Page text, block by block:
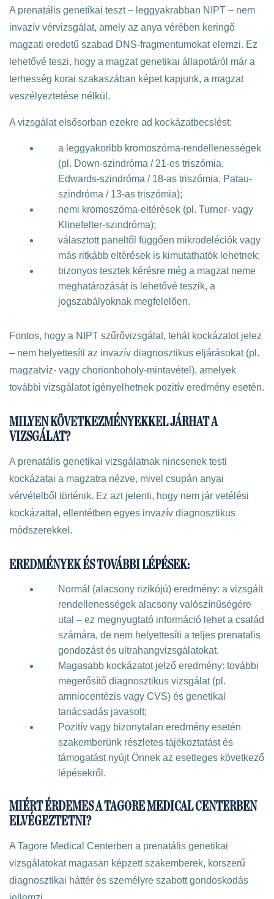
A prenatális genetikai teszt – leggyakrabban NIPT – nem
invazív vérvizsgálat, amely az anya vérében keringő
magzati eredetű szabad DNS-fragmentumokat elemzi. Ez
lehetővé teszi, hogy a magzat genetikai állapotáról már a
terhesség korai szakaszában képet kapjunk, a magzat
veszélyeztetése nélkül.
A vizsgálat elsősorban ezekre ad kockázatbecslést:
a leggyakoribb kromoszóma-rendellenességek
(pl. Down-szindróma / 21-es triszómia,
Edwards-szindróma / 18-as triszómia, Patau-
szindróma / 13-as triszómia);
nemi kromoszóma-eltérések (pl. Turner- vagy
Klinefelter-szindróma);
választott paneltől függően mikrodeléciók vagy
más ritkább eltérések is kimutathatók lehetnek;
bizonyos tesztek kérésre még a magzat neme
meghatározását is lehetővé teszik, a
jogszabályoknak megfelelően.
Fontos, hogy a NIPT szűrővizsgálat, tehát kockázatot jelez
– nem helyettesíti az invazív diagnosztikus eljárásokat (pl.
magzatvíz- vagy chorionboholy-mintavétel), amelyek
további vizsgálatot igényelhetnek pozitív eredmény esetén.
MILYEN KÖVETKEZMÉNYEKKEL JÁRHAT A
VIZSGÁLAT?
A prenatális genetikai vizsgálatnak nincsenek testi
kockázatai a magzatra nézve, mivel csupán anyai
vérvételből történik. Ez azt jelenti, hogy nem jár vetélési
kockázattal, ellentétben egyes invazív diagnosztikus
módszerekkel.
EREDMÉNYEK ÉS TOVÁBBI LÉPÉSEK:
Normál (alacsony rizikójú) eredmény: a vizsgált
rendellenességek alacsony valószínűségére
utal – ez megnyugtató információ lehet a család
számára, de nem helyettesíti a teljes prenatalis
gondozást és ultrahangvizsgálatokat.
Magasabb kockázatot jelző eredmény: további
megerősítő diagnosztikus vizsgálat (pl.
amniocentézis vagy CVS) és genetikai
tanácsadás javasolt;
Pozitív vagy bizonytalan eredmény esetén
szakemberünk részletes tájékoztatást és
támogatást nyújt Önnek az esetleges következő
lépésekről.
MIÉRT ÉRDEMES A TAGORE MEDICAL CENTERBEN
ELVÉGEZTETNI?
A Tagore Medical Centerben a prenatális genetikai
vizsgálatokat magasan képzett szakemberek, korszerű
diagnosztikai háttér és személyre szabott gondoskodás